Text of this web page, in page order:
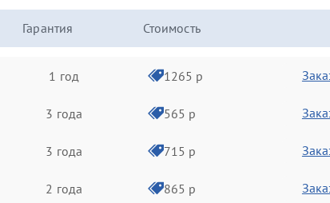
Гарантия Стоимость
1 год 1265 р
3 года 565 р
3 года 715 р
2 года 865 р